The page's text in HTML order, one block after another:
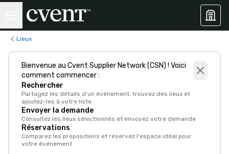
Lieux
Bienvenue au Cvent Supplier Network (CSN) ! Voici
comment commencer :
Rechercher
Partagez les détails d'un événement, trouvez des lieux et
ajoutez-les à votre liste.
Envoyer la demande
Consultez les lieux sélectionnés et envoyez votre demande
Réservations
Comparez les propositions et réservez l'espace idéal pour
votre événement